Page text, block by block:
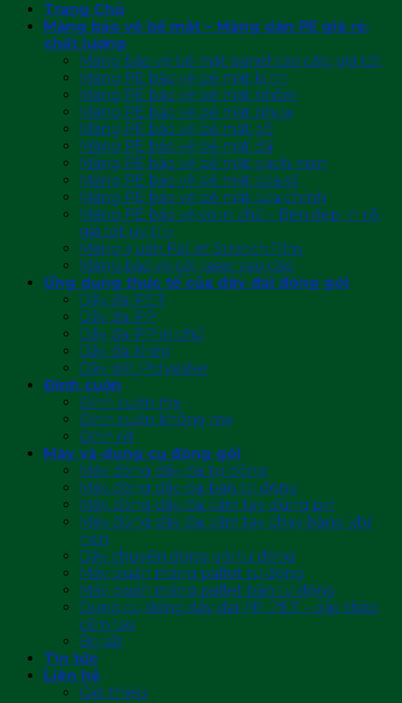
Trang Chủ
Màng bảo vệ bề mặt – Màng dán PE giá rẻ,
chất lượng
Màng bảo vệ bề mặt panel cao cấp, giá tốt
Màng PE bảo vệ bề mặt kính
Màng PE bảo vệ bề mặt nhôm
Màng PE bảo vệ bề mặt nhựa
Màng PE bảo vệ bề mặt gỗ
Màng PE bảo vệ bề mặt đá
Màng PE bảo vệ bề mặt gạch men
Màng PE bảo vệ bề mặt cửa sổ
Màng PE bảo vệ bề mặt cửa chính
Màng PE bảo vệ có in chữ – Bền đẹp, in rõ,
giá tốt uy tín
Màng quấn Pallet Stretch Film
Màng bảo vệ cắt laser cao cấp
Ứng dụng thực tế của dây đai đóng gói
Dây đai PET
Dây đai PP
Dây đai PP in chữ
Dây đai thép
Dây dệt Polyester
Đinh cuộn
Đinh cuộn mạ
Đinh cuộn không mạ
Đinh rời
Máy và dụng cụ đóng gói
Máy đóng dây đai tự động
Máy đóng dây đai bán tự động
Máy đóng dây đai cầm tay dùng pin
Máy đóng dây đai cầm tay chạy bằng khí
nén
Dây chuyền đóng gói tự động
Máy quấn màng pallet tự động
Máy quấn màng pallet bán tự động
Dụng cụ đóng dây đai PP, PET – dây thép
cầm tay
Bọ sắt
Tin tức
Liên hệ
Giới thiệu